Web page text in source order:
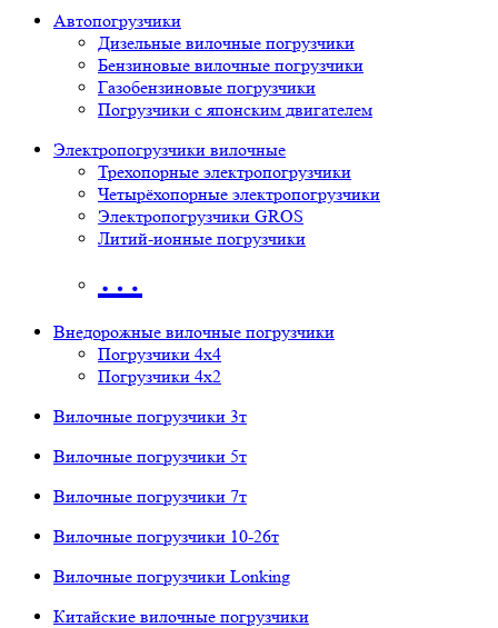
Автопогрузчики
Дизельные вилочные погрузчики
Бензиновые вилочные погрузчики
Газобензиновые погрузчики
Погрузчики с японским двигателем
Электропогрузчики вилочные
Трехопорные электропогрузчики
Четырёхопорные электропогрузчики
Электропогрузчики GROS
Литий-ионные погрузчики
…
Внедорожные вилочные погрузчики
Погрузчики 4х4
Погрузчики 4х2
Вилочные погрузчики 3т
Вилочные погрузчики 5т
Вилочные погрузчики 7т
Вилочные погрузчики 10-26т
Вилочные погрузчики Lonking
Китайские вилочные погрузчики